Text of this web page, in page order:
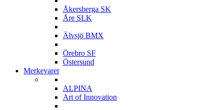
Åkersberga SK
Åre SLK
Älvsjö BMX
Örebro SF
Östersund
Merkevarer
ALPINA
Art of Innovation